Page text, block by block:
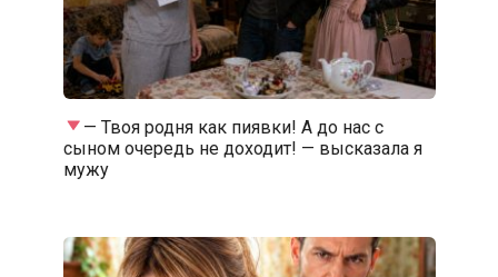
— Твоя родня как пиявки! А до нас с
сыном очередь не доходит! — высказала я
мужу